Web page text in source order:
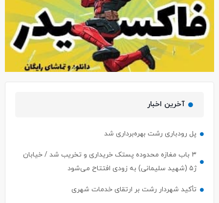
آخرین اخبار
پل رودباری رشت بهره‌برداری شد
۳ باب مغازه محدوده پستک خریداری و تخریب شد / خیابان
ژ۵ (شهید سلیمانی) به زودی افتتاح می‌شود
تأکید شهردار رشت بر ارتقای خدمات شهری